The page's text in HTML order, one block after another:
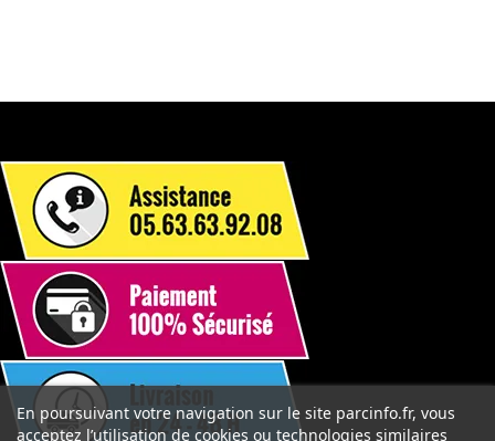
En poursuivant votre navigation sur le site parcinfo.fr, vous
acceptez l’utilisation de cookies ou technologies similaires